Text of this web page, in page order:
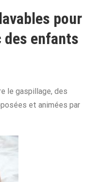
pour
des enfants
le gaspillage, des
et animées par